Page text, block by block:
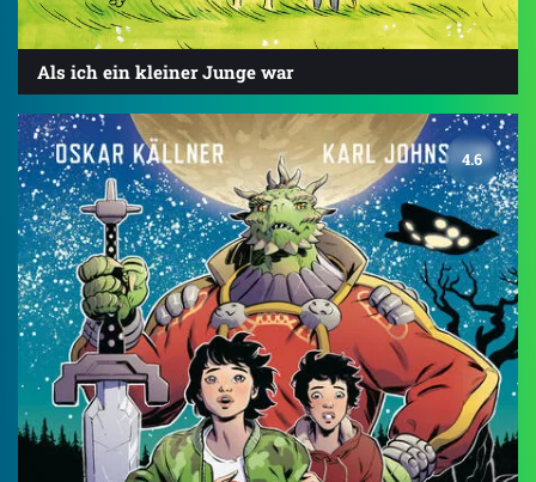
Als ich ein kleiner Junge war
4.6